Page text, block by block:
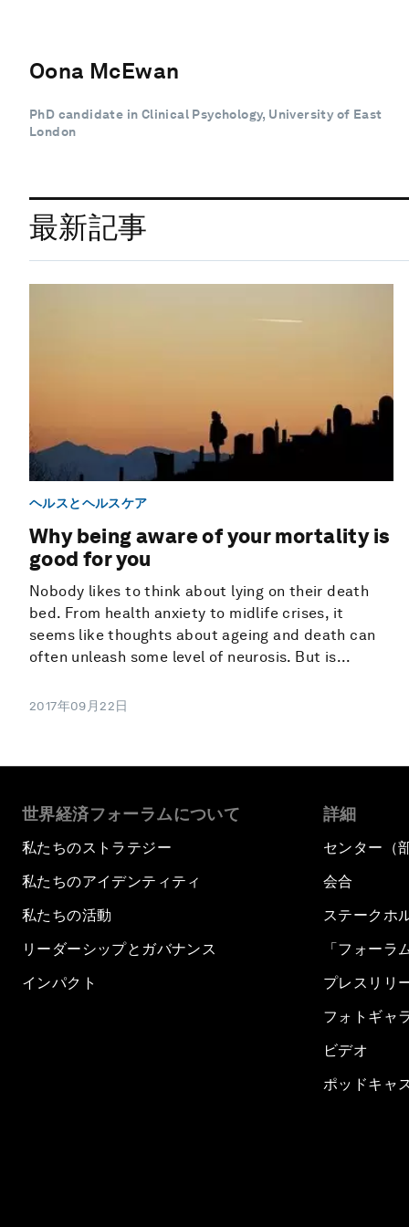
Oona McEwan
PhD candidate in Clinical Psychology, University of East
London
最新記事
ヘルスとヘルスケア
Why being aware of your mortality is
good for you
Nobody likes to think about lying on their death
bed. From health anxiety to midlife crises, it
seems like thoughts about ageing and death can
often unleash some level of neurosis. But is...
2017年09月22日
世界経済フォーラムについて
私たちのストラテジー
私たちのアイデンティティ
私たちの活動
リーダーシップとガバナンス
インパクト
詳細
センター（
会合
ステークホ
「フォーラ
プレスリリ
フォトギャ
ビデオ
ポッドキャ